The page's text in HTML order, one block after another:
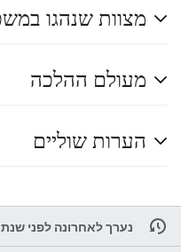
מצוות שנהגו
מעולם ההלכה
הערות שוליים
נערך לאחרונה לפני